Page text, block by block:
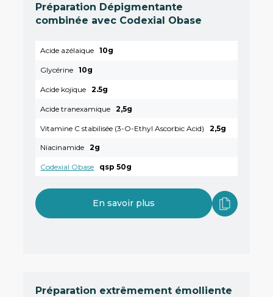
Préparation Dépigmentante
combinée avec Codexial Obase
Acide azélaique 10g
Glycérine 10g
Acide kojique 2.5g
Acide tranexamique 2,5g
Vitamine C stabilisée (3-O-Ethyl Ascorbic Acid) 2,5g
Niacinamide 2g
Codexial Obase qsp 50g
En savoir plus
Préparation extrêmement émolliente